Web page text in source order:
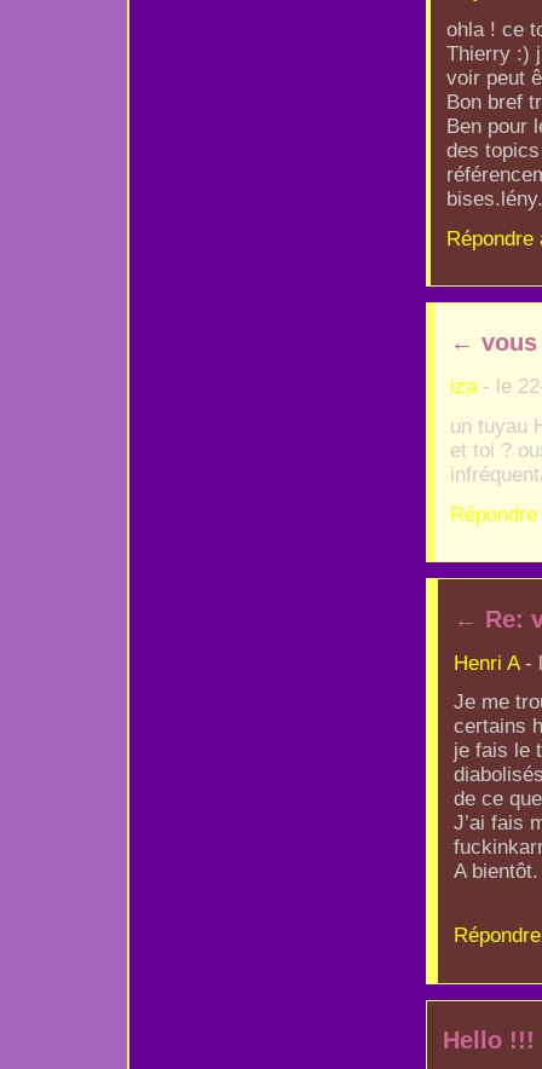
ohla ! ce
Thierry :)
voir peut
Bon bref
Ben pour
des
bises.lény.
Répondre
←
iza- le
un tuyau
et toi ?
← Re:
Henri A-
Je me
certains
je fais le
de ce
J’ai fais
A bientôt.
Hello !!!